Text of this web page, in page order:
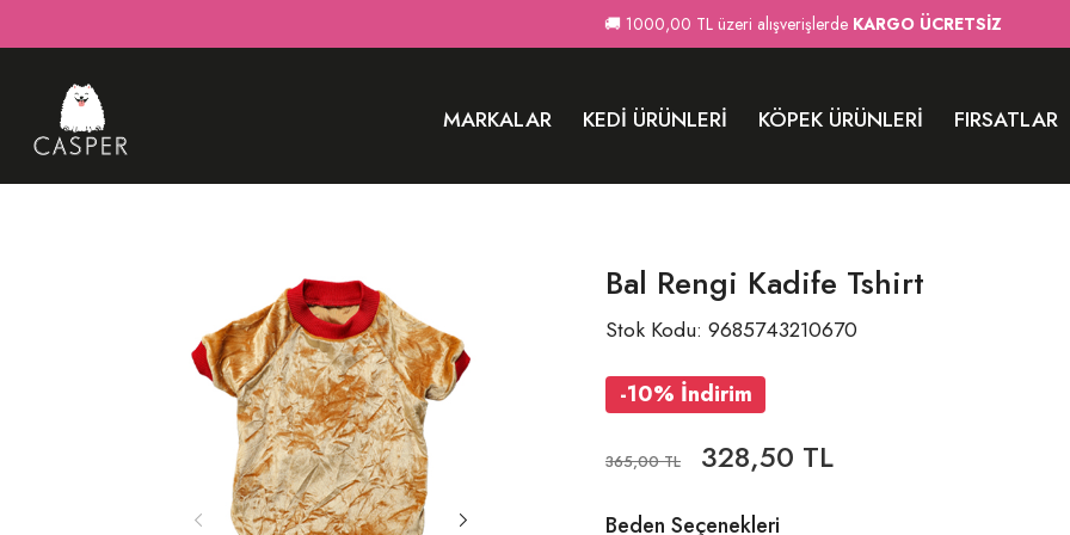
🚚 1000,00 TL üzeri alışverişlerde KARGO ÜCRETSİZ
MARKALAR KEDI ÜRÜNLERI KÖPEK ÜRÜNLERI FIRSATLAR
Bal Rengi Kadife Tshirt
Stok Kodu: 9685743210670
-10% İndirim
365,00 TL 328,50 TL
Beden Seçenekleri